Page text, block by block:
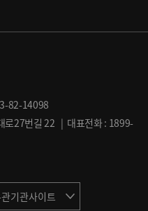
82-14098
로27번길 22 | 대표전화 : 1899-